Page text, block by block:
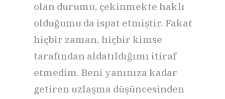
olan durumu, çekinmekte haklı
olduğumu da ispat etmiştir. Fakat
hiçbir zaman, hiçbir kimse
tarafından aldatıldığımı itiraf
etmedim. Beni yanınıza kadar
getiren uzlaşma düşüncesinden